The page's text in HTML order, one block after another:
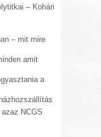
– Kohári
– mit mire
amit
a
NCGS